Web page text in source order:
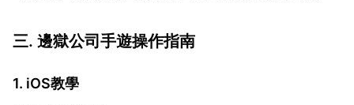
三. 邊獄公司手遊操作指南
1. iOS教學